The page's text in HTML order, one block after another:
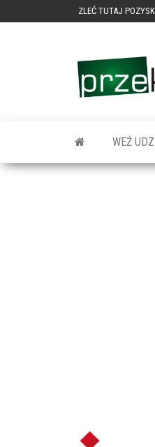
ZLEĆ TUTAJ
WEŹ